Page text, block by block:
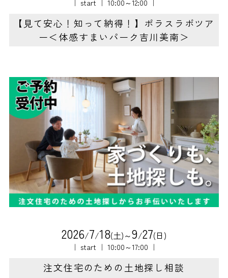
｜ start ｜ 10:00～12:00 ｜
【見て安心！知って納得！】ポラスラボツア
ー＜体感すまいパーク吉川美南＞
2026/7/18(土)～9/27(日)
｜ start ｜ 10:00～17:00 ｜
注文住宅のための土地探し相談